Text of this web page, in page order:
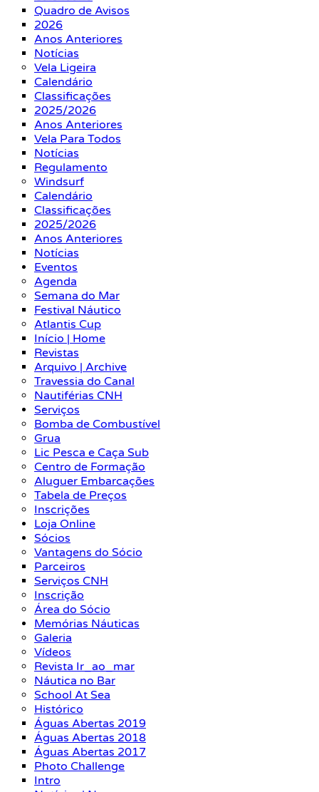
Quadro de Avisos
2026
Anos Anteriores
Notícias
Vela Ligeira
Calendário
Classificações
2025/2026
Anos Anteriores
Vela Para Todos
Notícias
Regulamento
Windsurf
Calendário
Classificações
2025/2026
Anos Anteriores
Notícias
Eventos
Agenda
Semana do Mar
Festival Náutico
Atlantis Cup
Início | Home
Revistas
Arquivo | Archive
Travessia do Canal
Nautiférias CNH
Serviços
Bomba de Combustível
Grua
Lic Pesca e Caça Sub
Centro de Formação
Aluguer Embarcações
Tabela de Preços
Inscrições
Loja Online
Sócios
Vantagens do Sócio
Parceiros
Serviços CNH
Inscrição
Área do Sócio
Memórias Náuticas
Galeria
Vídeos
Revista Ir_ao_mar
Náutica no Bar
School At Sea
Histórico
Águas Abertas 2019
Águas Abertas 2018
Águas Abertas 2017
Photo Challenge
Intro